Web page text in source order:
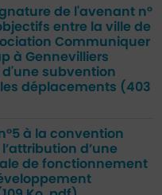
de l'avenant n°
entre la ville de
Communiquer
à Gennevilliers
d'une subvention
déplacements (403
à la convention
d’une
de fonctionnement